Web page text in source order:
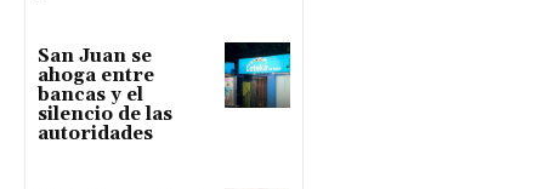
San Juan se
ahoga entre
bancas y el
silencio de las
autoridades